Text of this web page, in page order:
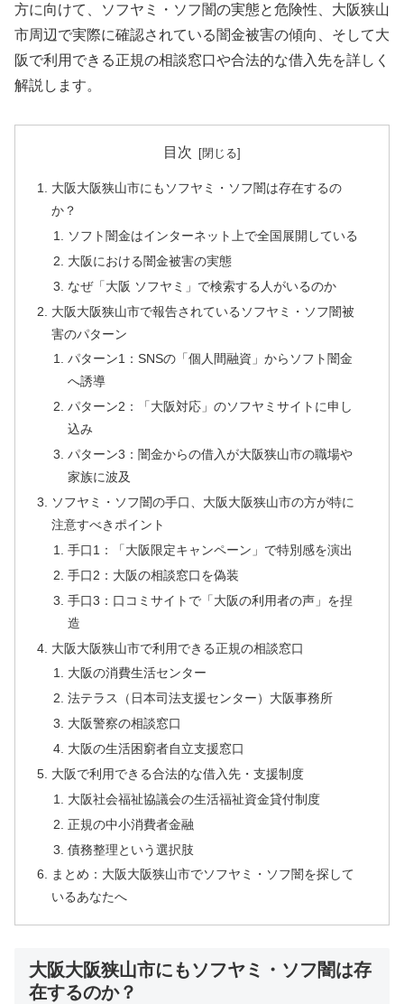
方に向けて、ソフヤミ・ソフ闇の実態と危険性、大阪狭山
市周辺で実際に確認されている闇金被害の傾向、そして大
阪で利用できる正規の相談窓口や合法的な借入先を詳しく
解説します。
目次
大阪大阪狭山市にもソフヤミ・ソフ闇は存在するの
か？
ソフト闇金はインターネット上で全国展開している
大阪における闇金被害の実態
なぜ「大阪 ソフヤミ」で検索する人がいるのか
大阪大阪狭山市で報告されているソフヤミ・ソフ闇被
害のパターン
パターン1：SNSの「個人間融資」からソフト闇金
へ誘導
パターン2：「大阪対応」のソフヤミサイトに申し
込み
パターン3：闇金からの借入が大阪狭山市の職場や
家族に波及
ソフヤミ・ソフ闇の手口、大阪大阪狭山市の方が特に
注意すべきポイント
手口1：「大阪限定キャンペーン」で特別感を演出
手口2：大阪の相談窓口を偽装
手口3：口コミサイトで「大阪の利用者の声」を捏
造
大阪大阪狭山市で利用できる正規の相談窓口
大阪の消費生活センター
法テラス（日本司法支援センター）大阪事務所
大阪警察の相談窓口
大阪の生活困窮者自立支援窓口
大阪で利用できる合法的な借入先・支援制度
大阪社会福祉協議会の生活福祉資金貸付制度
正規の中小消費者金融
債務整理という選択肢
まとめ：大阪大阪狭山市でソフヤミ・ソフ闇を探して
いるあなたへ
大阪大阪狭山市にもソフヤミ・ソフ闇は存
在するのか？